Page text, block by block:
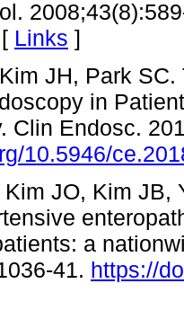
[ Links ]
JH, Park
in
Clin Endosc.
10.5946/
JO, Kim JB,
a
41. https://